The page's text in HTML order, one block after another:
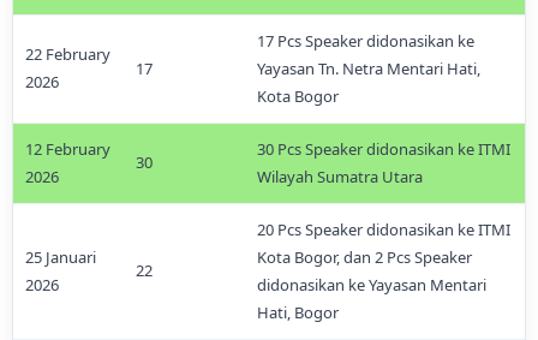
22 February
2026
17
17 Pcs Speaker didonasikan ke
Yayasan Tn. Netra Mentari Hati,
Kota Bogor
12 February
2026
30
30 Pcs Speaker didonasikan ke ITMI
Wilayah Sumatra Utara
25 Januari
2026
22
20 Pcs Speaker didonasikan ke ITMI
Kota Bogor, dan 2 Pcs Speaker
didonasikan ke Yayasan Mentari
Hati, Bogor